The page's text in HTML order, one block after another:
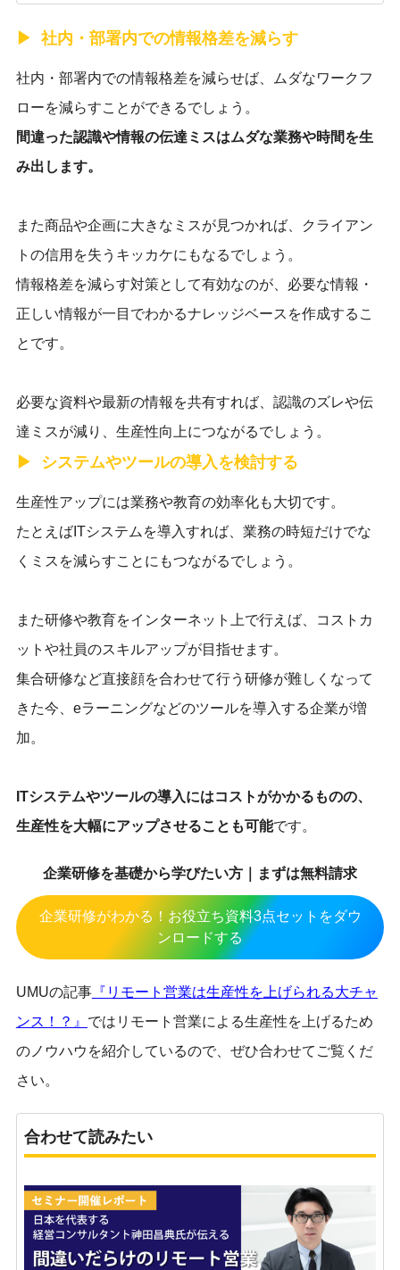
社内・部署内での情報格差を減らす
社内・部署内での情報格差を減らせば、ムダなワークフ
ローを減らすことができるでしょう。
間違った認識や情報の伝達ミスはムダな業務や時間を生
み出します。
また商品や企画に大きなミスが見つかれば、クライアン
トの信用を失うキッカケにもなるでしょう。
情報格差を減らす対策として有効なのが、必要な情報・
正しい情報が一目でわかるナレッジベースを作成するこ
とです。
必要な資料や最新の情報を共有すれば、認識のズレや伝
達ミスが減り、生産性向上につながるでしょう。
システムやツールの導入を検討する
生産性アップには業務や教育の効率化も大切です。
たとえばITシステムを導入すれば、業務の時短だけでな
くミスを減らすことにもつながるでしょう。
また研修や教育をインターネット上で行えば、コストカ
ットや社員のスキルアップが目指せます。
集合研修など直接顔を合わせて行う研修が難しくなって
きた今、eラーニングなどのツールを導入する企業が増
加。
ITシステムやツールの導入にはコストがかかるものの、
生産性を大幅にアップさせることも可能です。
企業研修を基礎から学びたい方｜まずは無料請求
企業研修がわかる！お役立ち資料3点セットをダウ
ンロードする
UMUの記事『リモート営業は生産性を上げられる大チャ
ンス！？』 ではリモート営業による生産性を上げるため
のノウハウを紹介しているので、ぜひ合わせてご覧くだ
さい。
合わせて読みたい